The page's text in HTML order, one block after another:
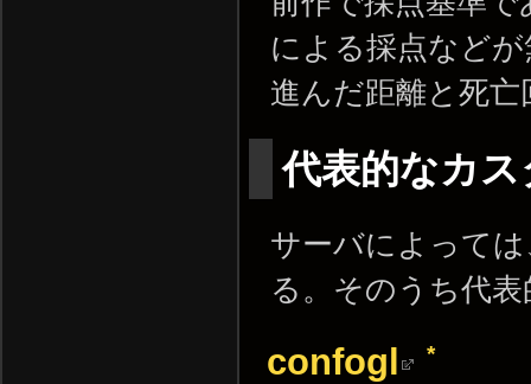
による採点など
進んだ距離と死
代表的なカ
サーバによって
る。そのうち代
confogl *